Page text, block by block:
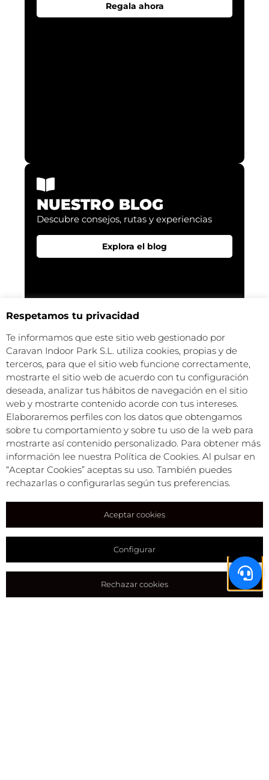
Regala ahora
NUESTRO BLOG
Descubre consejos, rutas y experiencias​
Explora el blog
FAQS
Resuelve tus dudas con nuestras FAQs
Resuelve tus dudas
Respetamos tu privacidad
Te informamos que este sitio web gestionado por
Caravan Indoor Park S.L. utiliza cookies, propias y de
terceros, para que el sitio web funcione correctamente,
mostrarte el sitio web de acuerdo con tu configuración
deseada, analizar tus hábitos de navegación en el sitio
web y mostrarte contenido acorde con tus intereses.
Elaboraremos perfiles con los datos que obtengamos
sobre tu comportamiento y sobre tu uso de la web para
mostrarte así contenido personalizado. Para obtener más
información lee nuestra Política de Cookies. Al pulsar en
“Aceptar Cookies” aceptas su uso. También puedes
rechazarlas o configurarlas según tus preferencias.
Aceptar cookies
Configurar
Rechazar cookies